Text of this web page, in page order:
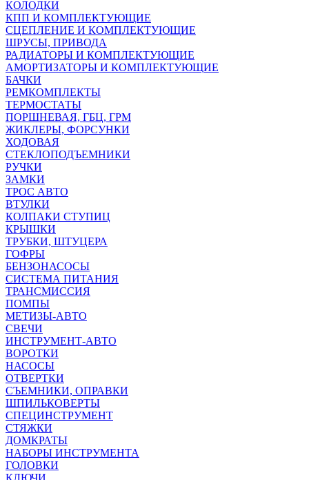
КОЛОДКИ
КПП И КОМПЛЕКТУЮЩИЕ
СЦЕПЛЕНИЕ И КОМПЛЕКТУЮЩИЕ
ШРУСЫ, ПРИВОДА
РАДИАТОРЫ И КОМПЛЕКТУЮЩИЕ
АМОРТИЗАТОРЫ И КОМПЛЕКТУЮЩИЕ
БАЧКИ
РЕМКОМПЛЕКТЫ
ТЕРМОСТАТЫ
ПОРШНЕВАЯ, ГБЦ, ГРМ
ЖИКЛЕРЫ, ФОРСУНКИ
ХОДОВАЯ
СТЕКЛОПОДЪЕМНИКИ
РУЧКИ
ЗАМКИ
ТРОС АВТО
ВТУЛКИ
КОЛПАКИ СТУПИЦ
КРЫШКИ
ТРУБКИ, ШТУЦЕРА
ГОФРЫ
БЕНЗОНАСОСЫ
СИСТЕМА ПИТАНИЯ
ТРАНСМИССИЯ
ПОМПЫ
МЕТИЗЫ-АВТО
СВЕЧИ
ИНСТРУМЕНТ-АВТО
ВОРОТКИ
НАСОСЫ
ОТВЕРТКИ
СЪЕМНИКИ, ОПРАВКИ
ШПИЛЬКОВЕРТЫ
СПЕЦИНСТРУМЕНТ
СТЯЖКИ
ДОМКРАТЫ
НАБОРЫ ИНСТРУМЕНТА
ГОЛОВКИ
КЛЮЧИ